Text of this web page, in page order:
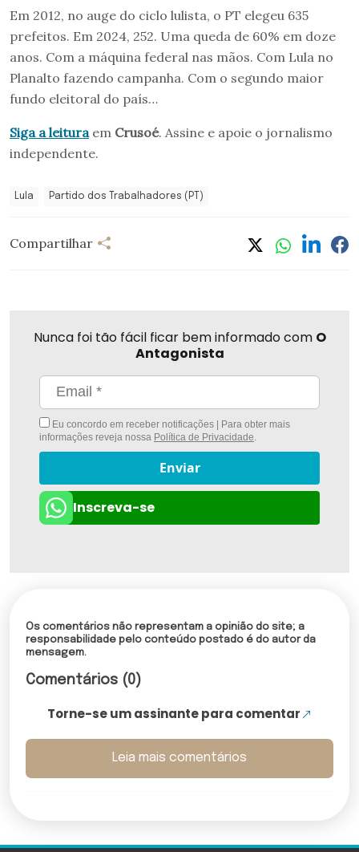
Em 2012, no auge do ciclo lulista, o PT elegeu 635
prefeitos. Em 2024, 252. Uma queda de 60% em doze
anos. Com a máquina federal nas mãos. Com Lula no
Planalto fazendo campanha. Com o segundo maior
fundo eleitoral do país…
Siga a leituraem Crusoé. Assine e apoie o jornalismo
independente.
Lula Partido dos Trabalhadores (PT)
Compartilhar
Nunca foi tão fácil ficar bem informado com O
Antagonista
Eu concordo em receber notificações | Para obter mais
informações reveja nossa Política de Privacidade.
Enviar
Inscreva-se
Os comentários não representam a opinião do site; a
responsabilidade pelo conteúdo postado é do autor da
mensagem.
Comentários (0)
Torne-se um assinante para comentar
Leia mais comentários